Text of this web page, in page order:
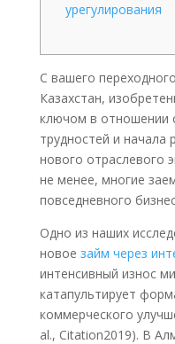
урегулирования
С вашего
Казахстан,
ключом в отношении
трудностей и начала
нового отраслевого
не менее, многие
повседневного
Одно из наших
новое займ через
интенсивный износ
катапультирует
коммерческого
al., Citation2019). В